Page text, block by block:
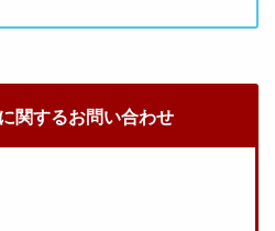
関するお問い合わせ